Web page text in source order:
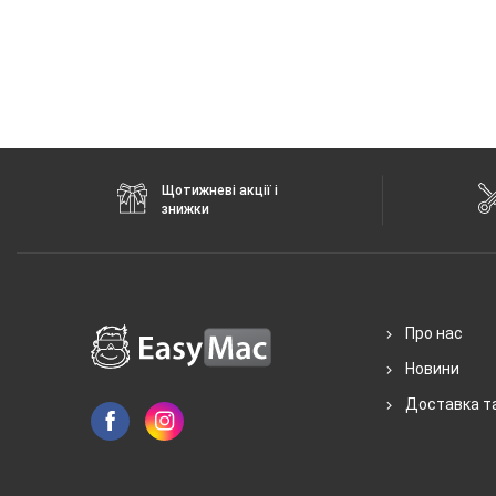
Щотижневі акції і
знижки
Про нас
Новини
Доставка